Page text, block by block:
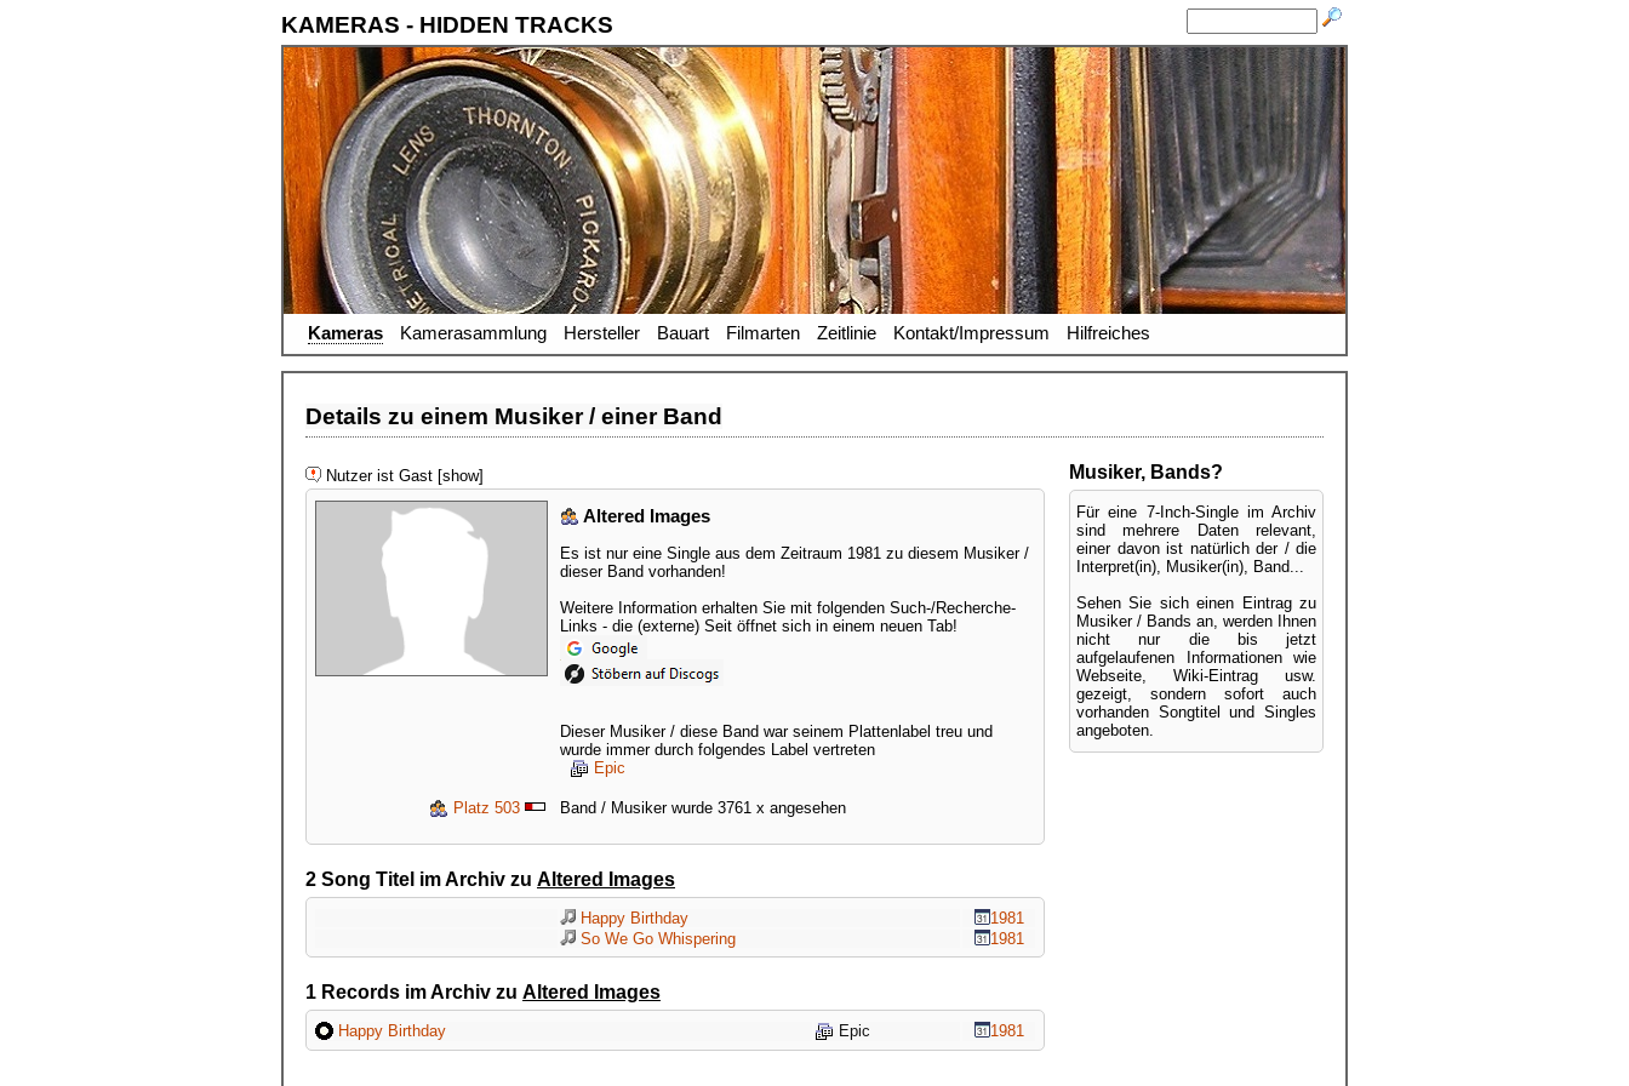
KAMERAS - HIDDEN TRACKS
Kameras Kamerasammlung Hersteller Bauart Filmarten Zeitlinie Kontakt/Impressum Hilfreiches
Details zu einem Musiker / einer Band
Nutzer ist Gast [show]
Altered Images
Es ist nur eine Single aus dem Zeitraum 1981 zu diesem Musiker /
dieser Band vorhanden!
Weitere Information erhalten Sie mit folgenden Such-/Recherche-
Links - die (externe) Seit öffnet sich in einem neuen Tab!
Dieser Musiker / diese Band war seinem Plattenlabel treu und
wurde immer durch folgendes Label vertreten
Epic
Platz 503 Band / Musiker wurde 3761 x angesehen
2 Song Titel im Archiv zu Altered Images
Happy Birthday
1981
So We Go Whispering
1981
1 Records im Archiv zu Altered Images
Happy Birthday Epic 1981
Musiker, Bands?
Für eine 7-Inch-Single im Archiv
sind mehrere Daten relevant,
einer davon ist natürlich der / die
Interpret(in), Musiker(in), Band...
Sehen Sie sich einen Eintrag zu
Musiker / Bands an, werden Ihnen
nicht nur die bis jetzt
aufgelaufenen Informationen wie
Webseite, Wiki-Eintrag usw.
gezeigt, sondern sofort auch
vorhanden Songtitel und Singles
angeboten.